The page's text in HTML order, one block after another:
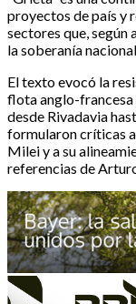
proyectos de país y
sectores que,
la soberanía nacional.
El texto evocó la
flota anglo-francesa
desde Rivadavia
formularon críticas
Milei y a su
referencias de